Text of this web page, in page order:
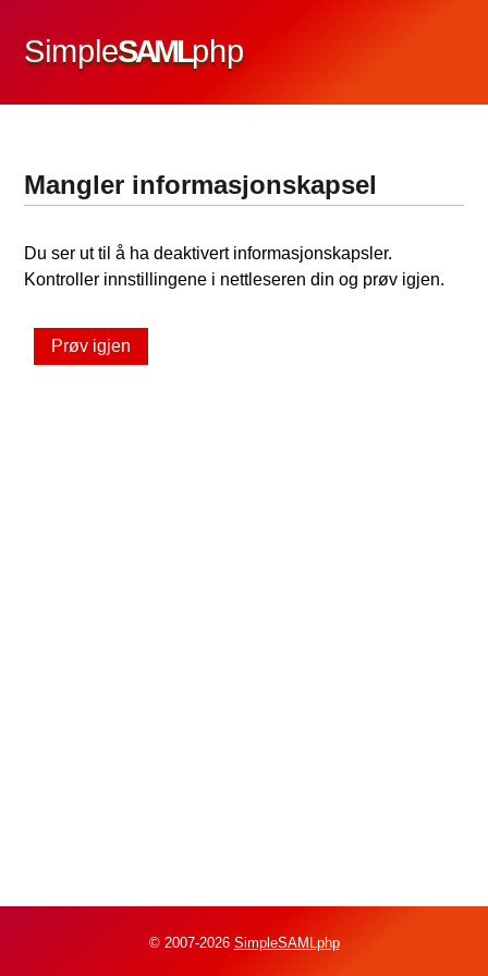
SimpleSAMLphp
Mangler informasjonskapsel
Du ser ut til å ha deaktivert informasjonskapsler.
Kontroller innstillingene i nettleseren din og prøv igjen.
Prøv igjen
© 2007-2026 SimpleSAMLphp